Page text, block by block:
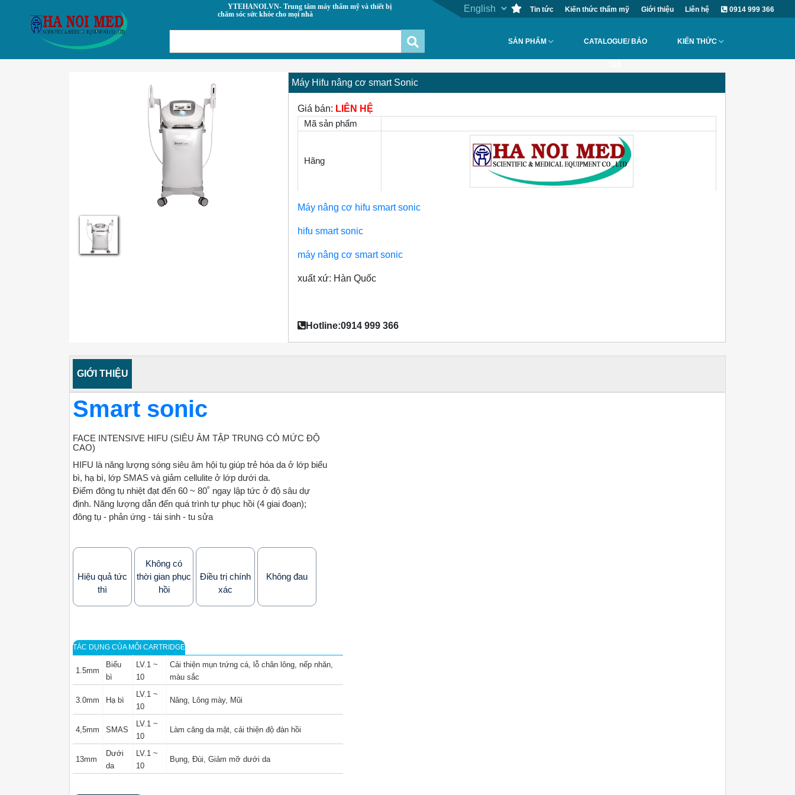
YTEHANOI.VN- Trung tâm máy thẩm mỹ và thiết bị
chăm sóc sức khỏe cho mọi nhà
Tin tức Kiến thức thẩm mỹ Giới thiệu Liên hệ 0914 999 366
SẢN PHẨM CATALOGUE/ BÁO KIẾN THỨC
Máy Hifu nâng cơ smart Sonic
Giá bán: LIÊN HỆ
Mã sản phẩm
Hãng
Máy nâng cơ hifu smart sonic
hifu smart sonic
máy nâng cơ smart sonic
xuất xứ: Hàn Quốc
Hotline:0914 999 366
GIỚI THIỆU
Smart sonic
FACE INTENSIVE HIFU (SIÊU ÂM TẬP TRUNG CÓ MỨC ĐỘ
CAO)
HIFU là năng lượng sóng siêu âm hội tụ giúp trẻ hóa da ở lớp biểu
bì, hạ bì, lớp SMAS và giảm cellulite ở lớp dưới da.
Điểm đông tụ nhiệt đạt đến 60 ~ 80˚ ngay lập tức ở độ sâu dự
định. Năng lượng dẫn đến quá trình tự phục hồi (4 giai đoạn);
đông tụ - phản ứng - tái sinh - tu sửa
Hiệu quả tức
thì
Không có
thời gian phục
hồi
Điều trị chính
xác
Không đau
TÁC DỤNG CỦA MỖI CARTRIDGE
1.5mm
Biểu
bì
LV.1 ~
10
Cải thiện mụn trứng cá, lỗ chân lông, nếp nhăn,
màu sắc
3.0mm Hạ bì
LV.1 ~
10
Nâng, Lông mày, Mũi
4,5mm SMAS
LV.1 ~
10
Làm căng da mặt, cải thiện độ đàn hồi
13mm
Dưới
da
LV.1 ~
10
Bụng, Đùi, Giảm mỡ dưới da